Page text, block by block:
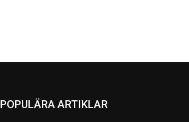
POPULÄRA ARTIKLAR